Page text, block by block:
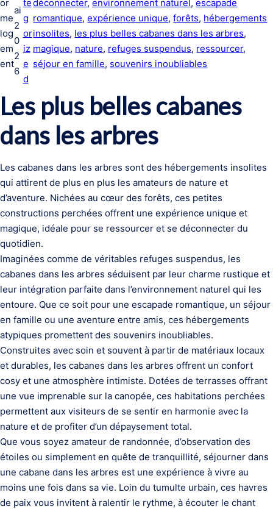
or
me
log
em
ent
ai
2
0
2
6
te
g
or
iz
e
d
déconnecter, environnement naturel, escapade
romantique, expérience unique, forêts, hébergements
insolites, les plus belles cabanes dans les arbres
magique, nature, refuges suspendus, ressourcer
séjour en famille, souvenirs inoubliables
Les plus belles cabanes
dans les arbres
Les cabanes dans les arbres sont des hébergements insolites
qui attirent de plus en plus les amateurs de nature et
d’aventure. Nichées au cœur des forêts, ces petites
constructions perchées offrent une expérience unique et
magique, idéale pour se ressourcer et se déconnecter du
quotidien.
Imaginées comme de véritables refuges suspendus, les
cabanes dans les arbres séduisent par leur charme rustique et
leur intégration parfaite dans l’environnement naturel qui les
entoure. Que ce soit pour une escapade romantique, un séjour
en famille ou une aventure entre amis, ces hébergements
atypiques promettent des souvenirs inoubliables.
Construites avec soin et souvent à partir de matériaux locaux
et durables, les cabanes dans les arbres offrent un confort
cosy et une atmosphère intimiste. Dotées de terrasses offrant
une vue imprenable sur la canopée, ces habitations perchées
permettent aux visiteurs de se sentir en harmonie avec la
nature et de profiter d’un dépaysement total.
Que vous soyez amateur de randonnée, d’observation des
étoiles ou simplement en quête de tranquillité, séjourner dans
une cabane dans les arbres est une expérience à vivre au
moins une fois dans sa vie. Loin du tumulte urbain, ces havres
de paix vous invitent à ralentir le rythme, à écouter le chant